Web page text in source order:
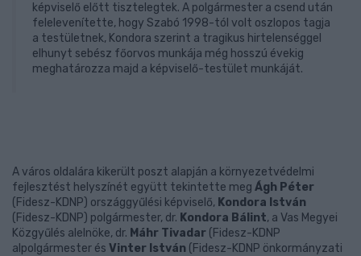
képviselő előtt tisztelegtek. A polgármester a csend után
felelevenítette, hogy Szabó 1998-tól volt oszlopos tagja
a testületnek, Kondora szerint a tragikus hirtelenséggel
elhunyt sebész főorvos munkája még hosszú évekig
meghatározza majd a képviselő-testület munkáját.
A város oldalára kikerült poszt alapján a környezetvédelmi
fejlesztést helyszínét együtt tekintette meg Ágh Péter
(Fidesz-KDNP) országgyűlési képviselő, Kondora István
(Fidesz-KDNP) polgármester, dr. Kondora Bálint, a Vas Megyei
Közgyűlés alelnöke, dr. Máhr Tivadar (Fidesz-KDNP
alpolgármester és Vinter István (Fidesz-KDNP önkormányzati